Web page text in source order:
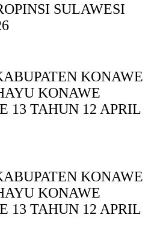
SULAWESI
KONAWE
KONAWE
13 TAHUN 12 APRIL
KONAWE
KONAWE
13 TAHUN 12 APRIL